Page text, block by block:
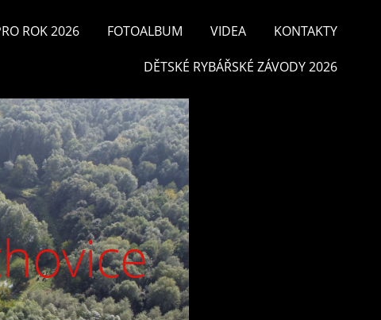
ROK 2026 FOTOALBUM VIDEA KONTAKTY
DĚTSKÉ RYBÁŘSKÉ ZÁVODY 2026